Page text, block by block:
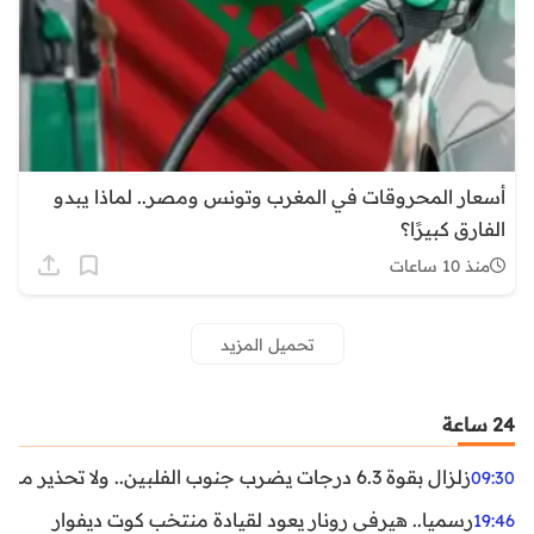
أسعار المحروقات في المغرب وتونس ومصر.. لماذا يبدو
الفارق كبيرًا؟
منذ 10 ساعات
تحميل المزيد
24 ساعة
09:30زلزال بقوة 6.3 درجات يضرب جنوب الفلبين.. ولا تحذير من تسونامي حتى الآن
19:46رسميا.. هيرفي رونار يعود لقيادة منتخب كوت ديفوار